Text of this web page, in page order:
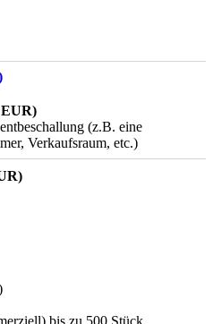
EUR)
(z.B. eine
Verkaufsraum, etc.)
bis zu 500 Stück.